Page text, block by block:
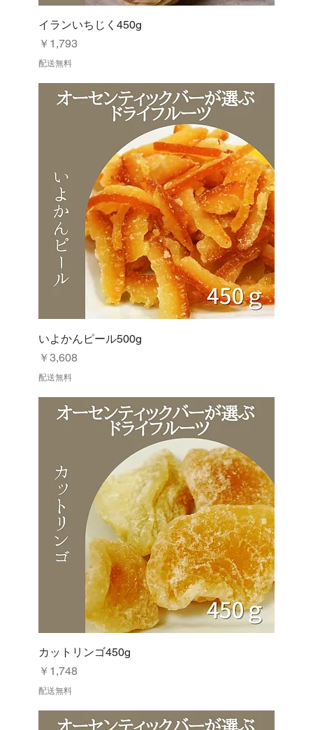
イランいちじく450g
価格
￥1,793
配送無料
いよかんピール500g
価格
￥3,608
配送無料
カットリンゴ450g
価格
￥1,748
配送無料